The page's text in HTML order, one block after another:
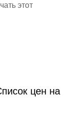
этот
цен на